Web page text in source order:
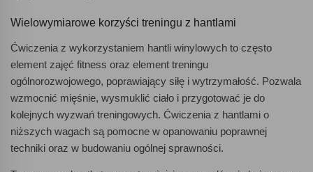
Wielowymiarowe korzyści treningu z hantlami
Ćwiczenia z wykorzystaniem hantli winylowych to często
element zajęć fitness oraz element treningu
ogólnorozwojowego, poprawiający siłę i wytrzymałość. Pozwala
wzmocnić mięśnie, wysmuklić ciało i przygotować je do
kolejnych wyzwań treningowych. Ćwiczenia z hantlami o
niższych wagach są pomocne w opanowaniu poprawnej
techniki oraz w budowaniu ogólnej sprawności.